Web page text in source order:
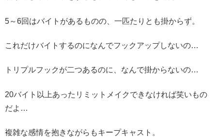
5～6回はバイトがあるものの、一匹たりとも掛からず。
これだけバイトするのになんでフックアップしないの…
トリプルフックが二つあるのに、なんで掛からないの…
20バイト以上あったリミットメイクできなければ笑いもの
だよ…
複雑な感情を抱きながらもキープキャスト。